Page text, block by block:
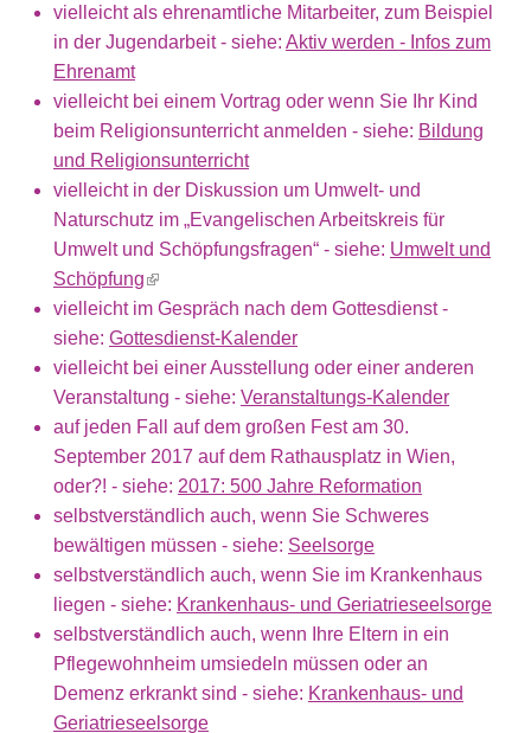
vielleicht als ehrenamtliche Mitarbeiter, zum Beispiel
in der Jugendarbeit - siehe: Aktiv werden - Infos zum
Ehrenamt
vielleicht bei einem Vortrag oder wenn Sie Ihr Kind
beim Religionsunterricht anmelden - siehe: Bildung
und Religionsunterricht
vielleicht in der Diskussion um Umwelt- und
Naturschutz im „Evangelischen Arbeitskreis für
Umwelt und Schöpfungsfragen“ - siehe: Umwelt und
Schöpfung(link is external)
vielleicht im Gespräch nach dem Gottesdienst -
siehe: Gottesdienst-Kalender
vielleicht bei einer Ausstellung oder einer anderen
Veranstaltung - siehe: Veranstaltungs-Kalender
auf jeden Fall auf dem großen Fest am 30.
September 2017 auf dem Rathausplatz in Wien,
oder?! - siehe: 2017: 500 Jahre Reformation
selbstverständlich auch, wenn Sie Schweres
bewältigen müssen - siehe: Seelsorge
selbstverständlich auch, wenn Sie im Krankenhaus
liegen - siehe: Krankenhaus- und Geriatrieseelsorge
selbstverständlich auch, wenn Ihre Eltern in ein
Pflegewohnheim umsiedeln müssen oder an
Demenz erkrankt sind - siehe: Krankenhaus- und
Geriatrieseelsorge